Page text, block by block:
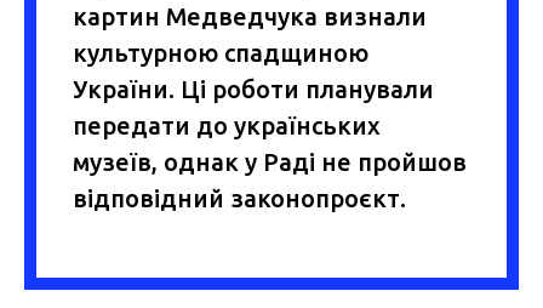
картин Медведчука визнали
культурною спадщиною
України. Ці роботи планували
передати до українських
музеїв, однак у Раді не пройшов
відповідний законопроєкт.